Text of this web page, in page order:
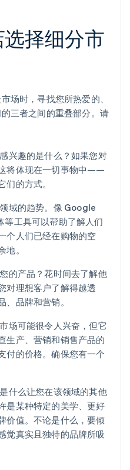
择细分市
场时，寻找您所热爱的、
三者之间的重叠部分。请
兴趣的是什么？如果您对
将体现在一切事物中——
的方式。
域的趋势。像 Google
工具可以帮助了解人们
个人们已经在购物的空
。
的产品？花时间去了解他
对理想客户了解得越透
品牌和营销。
场可能很令人兴奋，但它
生产、营销和销售产品的
付的价格。确保您有一个
是什么让您在该领域的其他
是某种特定的美学、更好
价值。不论是什么，要倾
真实且独特的品牌所吸